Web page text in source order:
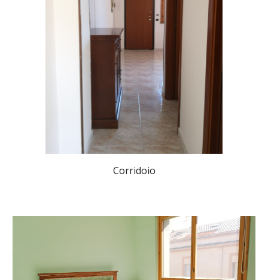
Corridoio